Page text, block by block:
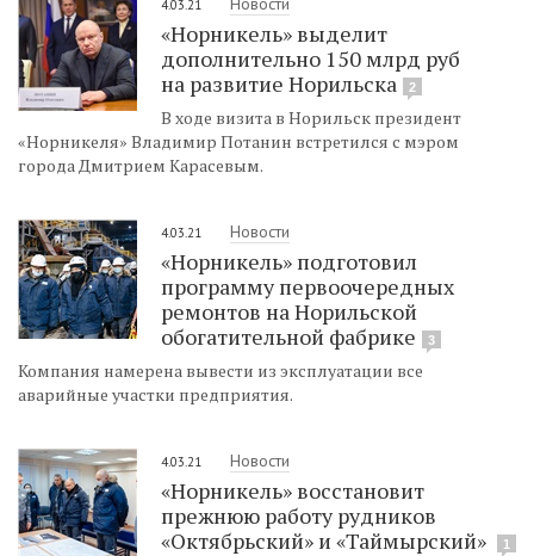
4.03.21
«Норникель» выделит
дополнительно 150 млрд руб
на развитие Норильска
2
В ходе визита в Норильск президент
«Норникеля» Владимир Потанин встретился с мэром
города Дмитрием Карасевым.
4.03.21 Новости
«Норникель» подготовил
программу первоочередных
ремонтов на Норильской
обогатительной фабрике
3
Компания намерена вывести из эксплуатации все
аварийные участки предприятия.
4.03.21 Новости
«Норникель» восстановит
прежнюю работу рудников
«Октябрьский» и «Таймырский»
1